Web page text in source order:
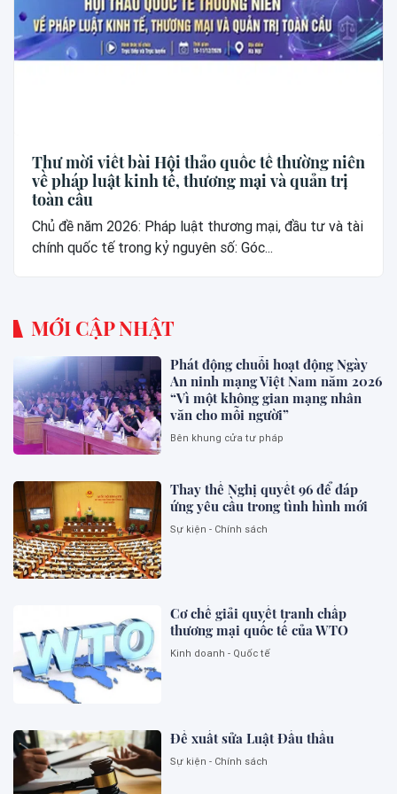
Thư mời viết bài Hội thảo quốc tế thường niên
về pháp luật kinh tế, thương mại và quản trị
toàn cầu
Chủ đề năm 2026: Pháp luật thương mại, đầu tư và tài
chính quốc tế trong kỷ nguyên số: Góc...
MỚI CẬP NHẬT
Phát động chuỗi hoạt động Ngày
An ninh mạng Việt Nam năm 2026
“Vì một không gian mạng nhân
văn cho mỗi người”
Bên khung cửa tư pháp
Thay thế Nghị quyết 96 để đáp
ứng yêu cầu trong tình hình mới
Sự kiện - Chính sách
Cơ chế giải quyết tranh chấp
thương mại quốc tế của WTO
Kinh doanh - Quốc tế
Đề xuất sửa Luật Đấu thầu
Sự kiện - Chính sách